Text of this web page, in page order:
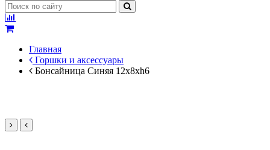
Главная
Горшки и аксессуары
Бонсайница Синяя 12х8хh6